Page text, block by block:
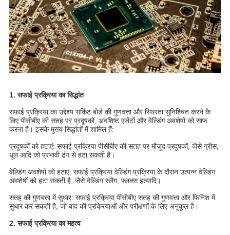
1. सफाई प्रक्रिया का सिद्धांत
सफाई प्रक्रिया का उद्देश्य सर्किट बोर्ड की गुणवत्ता और स्थिरता सुनिश्चित करने के
लिए पीसीबीए की सतह पर प्रदूषकों, अवशिष्ट एजेंटों और वेल्डिंग अवशेषों को साफ
करना है। इसके मुख्य सिद्धांतों में शामिल हैं:
प्रदूषकों को हटाएं: सफाई प्रक्रिया पीसीबीए की सतह पर मौजूद प्रदूषकों, जैसे ग्रीस,
धूल आदि को प्रभावी ढंग से हटा सकती है।
वेल्डिंग अवशेषों को हटाएं: सफाई प्रक्रिया वेल्डिंग प्रक्रिया के दौरान उत्पन्न वेल्डिंग
अवशेषों को हटा सकती है, जैसे वेल्डिंग स्लैग, फ्लक्स इत्यादि।
सतह की गुणवत्ता में सुधार: सफाई प्रक्रिया पीसीबीए सतह की गुणवत्ता और फिनिश में
सुधार कर सकती है, जो बाद की प्रक्रियाओं और परीक्षणों के लिए अनुकूल है।
2. सफाई प्रक्रिया का महत्व